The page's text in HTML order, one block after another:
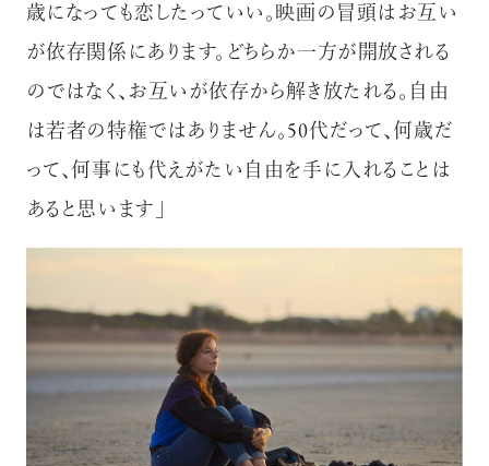
歳になっても恋したっていい。映画の冒頭はお互い
が依存関係にあります。どちらか一方が開放される
のではなく、お互いが依存から解き放たれる。自由
は若者の特権ではありません。50代だって、何歳だ
って、何事にも代えがたい自由を手に入れることは
あると思います」